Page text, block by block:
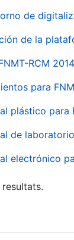
de
de la
RCM 2014
para
plástico para
de
electrónico